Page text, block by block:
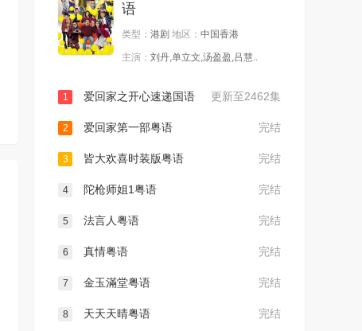
语
类型： 港剧 地区： 中国香港
主演： 刘丹,单立文,汤盈盈,吕慧..
更新至2462集
1 爱回家之开心速递国语
完结
2 爱回家第一部粤语
完结
3 皆大欢喜时装版粤语
完结
4 陀枪师姐1粤语
完结
5 法言人粤语
完结
6 真情粤语
完结
7 金玉滿堂粤语
完结
8 天天天晴粤语